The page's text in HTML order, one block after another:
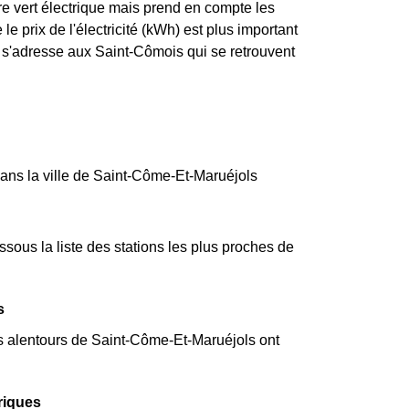
vert électrique mais prend en compte les
prix de l'électricité (kWh) est plus important
aux Saint-Cômois qui se retrouvent
la ville de Saint-Côme-Et-Maruéjols
la liste des stations les plus proches de
de Saint-Côme-Et-Maruéjols ont